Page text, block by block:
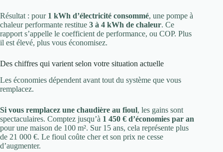
Résultat : pour 1 kWh d’électricité consommé, une pompe à
chaleur performante restitue 3 à 4 kWh de chaleur. Ce
rapport s’appelle le coefficient de performance, ou COP. Plus
il est élevé, plus vous économisez.
Des chiffres qui varient selon votre situation actuelle
Les économies dépendent avant tout du système que vous
remplacez.
Si vous remplacez une chaudière au fioul, les gains sont
spectaculaires. Comptez jusqu’à 1 450 € d’économies par an
pour une maison de 100 m². Sur 15 ans, cela représente plus
de 21 000 €. Le fioul coûte cher et son prix ne cesse
d’augmenter.